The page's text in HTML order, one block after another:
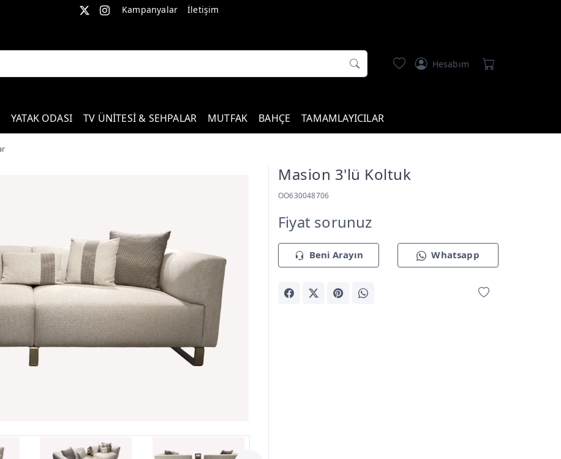
Kampanyalar İletişim
Hesabım
YATAK ODASI TV ÜNİTESİ & SEHPALAR MUTFAK BAHÇE TAMAMLAYICILAR
Masion 3'lü Koltuk
OO630048706
Fiyat sorunuz
Beni Arayın Whatsapp